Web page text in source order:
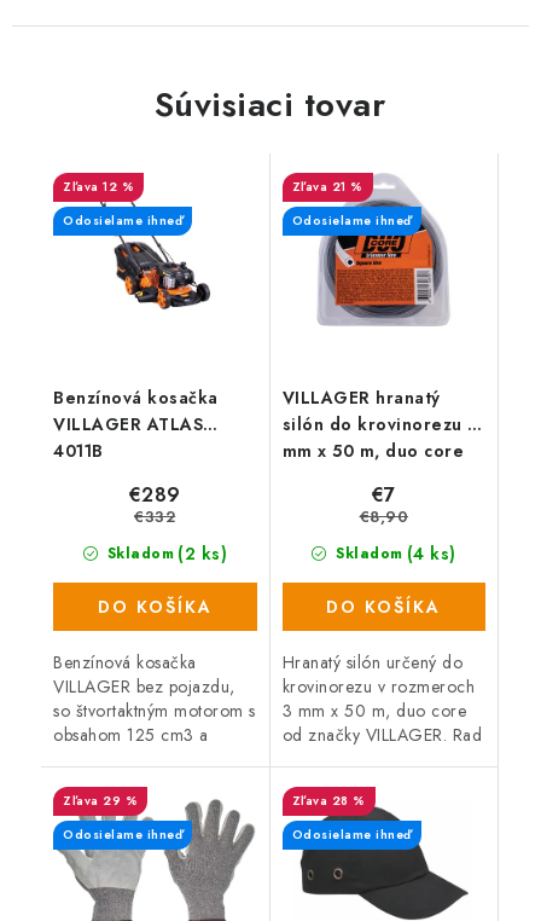
Súvisiaci tovar
Benzínová kosačka
VILLAGER ATLAS
4011B
12 %
Odosielame ihneď
Skladom (2 ks)
€289
€332
DO KOŠÍKA
Benzínová kosačka
VILLAGER bez pojazdu,
so štvortaktným motorom s
obsahom 125 cm3 a
litrovým košom na trávu as
kolesami uloženými na
guľôčkových ložiskách....
VILLAGER hranatý
silón do krovinorezu 3
mm x 50 m, duo core
21 %
Odosielame ihneď
Skladom (4 ks)
€7
€8,90
DO KOŠÍKA
Hranatý silón určený do
krovinorezu v rozmeroch
3 mm x 50 m, duo core
od značky VILLAGER. Rad
kombinuje dva materiály
s rozdielnymi...
29 %
Odosielame ihneď
28 %
Odosielame ihneď